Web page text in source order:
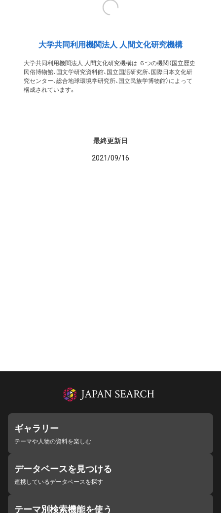
大学共同利用機関法人 人間文化研究機構
大学共同利用機関法人 人間文化研究機構は ６つの機関（国立歴史
民俗博物館、国文学研究資料館、国立国語研究所、国際日本文化研
究センター、総合地球環境学研究所、国立民族学博物館）によって
構成されています。
最終更新日
2021/09/16
ギャラリー
テーマや人物の資料を楽しむ
データベースを見つける
連携しているデータベースを探す
テーマ別検索機能を使う